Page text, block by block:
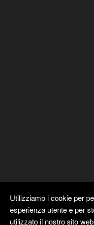
Utilizziamo i cookie per
esperienza utente e per
utilizzato il nostro sito